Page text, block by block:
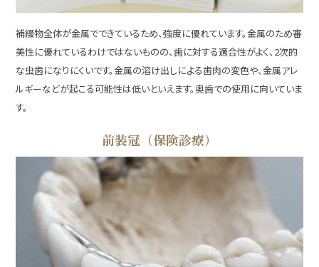
補綴物全体が金属でできているため、強度に優れています。金属のため審
美性に優れているわけではないものの、歯に対する適合性がよく、2次的
な虫歯になりにくいです。金属の溶け出しによる歯肉の変色や、金属アレ
ルギーなどが起こる可能性は低いといえます。奥歯での使用に向いていま
す。
前装冠（保険診療）